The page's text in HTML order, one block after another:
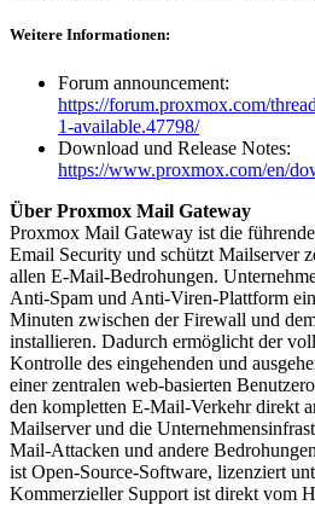
Weitere Informationen:
Forum announcement:
https://forum.proxmox.com/
1-available.47798/
Download und Release Notes:
https://www.proxmox.com/en/
Über Proxmox Mail Gateway
Proxmox Mail Gateway ist die
Email Security und schützt Mailserver
allen E-Mail-Bedrohungen.
Anti-Spam und Anti-Viren-Plattform
Minuten zwischen der Firewall und
installieren. Dadurch ermöglicht der
Kontrolle des eingehenden und
einer zentralen web-basierten
den kompletten E-Mail-Verkehr direkt
Mailserver und die
Mail-Attacken und andere
ist Open-Source-Software, lizenziert
Kommerzieller Support ist direkt vom